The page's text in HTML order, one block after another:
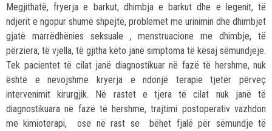
Megjithatë, fryerja e barkut, dhimbja e barkut dhe e legenit, të
ndjerit e ngopur shumë shpejtë, problemet me urinimin dhe dhimbjet
gjatë marrëdhënies seksuale , menstruacione me dhimbje, të
përziera, të vjella, të gjitha këto janë simptoma të kësaj sëmundjeje.
Tek pacientet të cilat janë diagnostikuar në fazë të hershme, nuk
është e nevojshme kryerja e ndonjë terapie tjetër përveç
intervenimit kirurgjik. Në rastet e tjera të cilat nuk janë të
diagnostikuara në fazë të hershme, trajtimi postoperativ vazhdon
me kimioterapi, ose në rast se bëhet fjalë për sëmundje të